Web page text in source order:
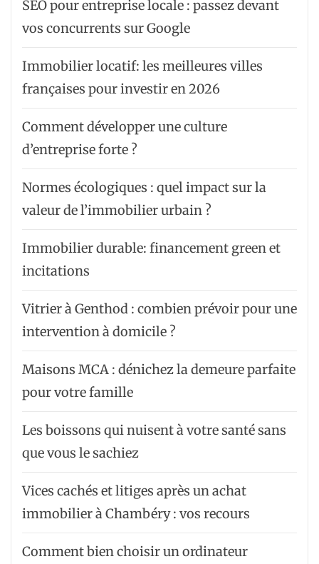
SEO pour entreprise locale : passez devant
vos concurrents sur Google
Immobilier locatif: les meilleures villes
françaises pour investir en 2026
Comment développer une culture
d’entreprise forte ?
Normes écologiques : quel impact sur la
valeur de l’immobilier urbain ?
Immobilier durable: financement green et
incitations
Vitrier à Genthod : combien prévoir pour une
intervention à domicile ?
Maisons MCA : dénichez la demeure parfaite
pour votre famille
Les boissons qui nuisent à votre santé sans
que vous le sachiez
Vices cachés et litiges après un achat
immobilier à Chambéry : vos recours
Comment bien choisir un ordinateur